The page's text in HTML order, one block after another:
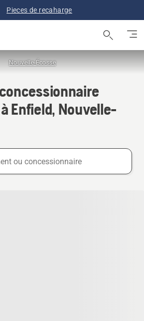
Pieces de recaharge
Nouvelle-Écosse
Enfield, Nouvelle-